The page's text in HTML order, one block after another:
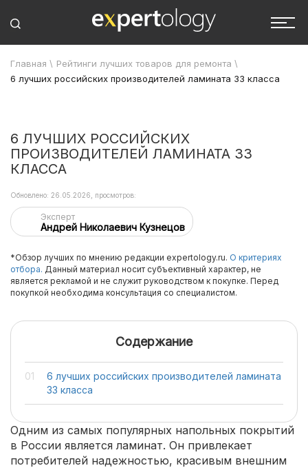
Главная \ Рейтинги лучших товаров для ремонта \
6 лучших российских производителей ламината 33 класса
6 ЛУЧШИХ РОССИЙСКИХ
ПРОИЗВОДИТЕЛЕЙ ЛАМИНАТА 33
КЛАССА
Эксперт
Андрей Николаевич Кузнецов
Обновлено: 26.05.2026, просмотров:
*Обзор лучших по мнению редакции expertology.ru. О критериях
отбора. Данный материал носит субъективный характер, не
является рекламой и не служит руководством к покупке. Перед
покупкой необходима консультация со специалистом.
Содержание
6 лучших российских производителей ламината
33 класса
Одним из самых популярных напольных покрытий
в России является ламинат. Он привлекает
потребителей надежностью, красивым внешним